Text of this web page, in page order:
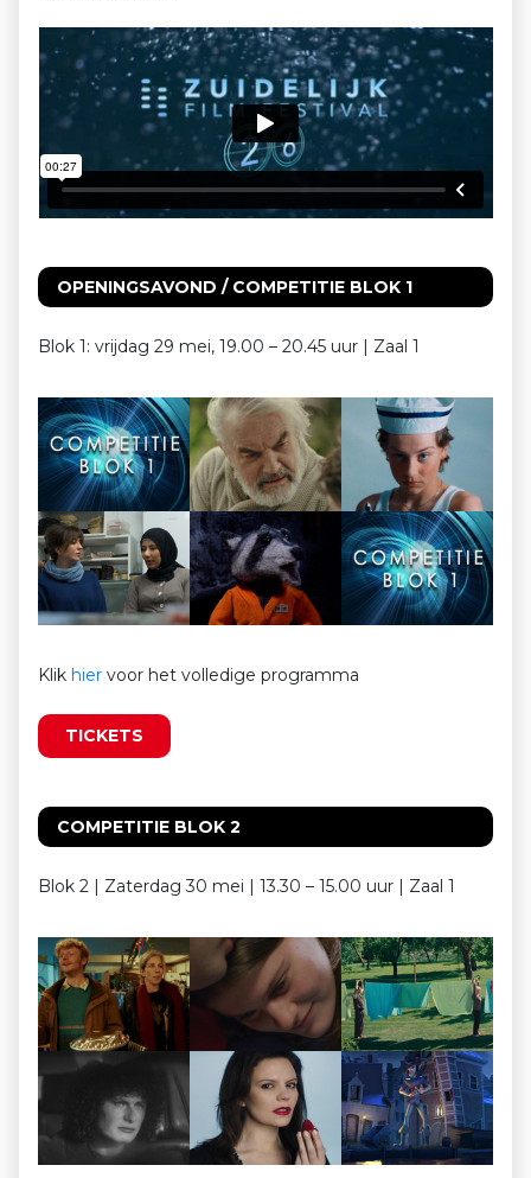
OPENINGSAVOND / COMPETITIE BLOK 1
Blok 1: vrijdag 29 mei, 19.00 – 20.45 uur | Zaal 1
Klik hier voor het volledige programma
TICKETS
COMPETITIE BLOK 2
Blok 2 | Zaterdag 30 mei | 13.30 – 15.00 uur | Zaal 1